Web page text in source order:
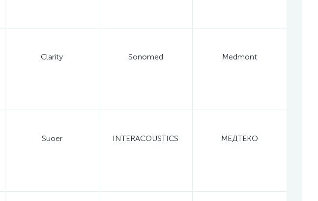
Clarity Sonomed Medmont
Suoer INTERACOUSTICS МЕДТЕКО